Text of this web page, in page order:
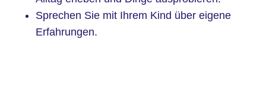
Sprechen Sie mit Ihrem Kind über eigene
Erfahrungen.